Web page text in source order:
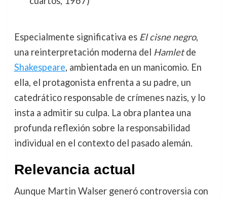
Especialmente significativa es El cisne negro,
una reinterpretación moderna del Hamletde
Shakespeare, ambientada en un manicomio. En
ella, el protagonista enfrenta a su padre, un
catedrático responsable de crímenes nazis, y lo
insta a admitir su culpa. La obra plantea una
profunda reflexión sobre la responsabilidad
individual en el contexto del pasado alemán.
Relevancia actual
Aunque Martin Walser generó controversia con